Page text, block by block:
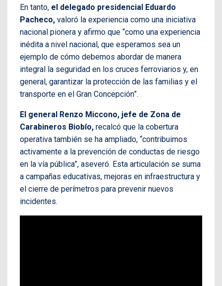
En tanto, el delegado presidencial Eduardo
Pacheco, valoró la experiencia como una iniciativa
nacional pionera y afirmo que “como una experiencia
inédita a nivel nacional, que esperamos sea un
ejemplo de cómo debemos abordar de manera
integral la seguridad en los cruces ferroviarios y, en
general, garantizar la protección de las familias y el
transporte en el Gran Concepción”.
El general Renzo Miccono, jefe de Zona de
Carabineros Biobío, recalcó que la cobertura
operativa también se ha ampliado, “contribuimos
activamente a la prevención de conductas de riesgo
en la vía pública”, aseveró. Esta articulación se suma
a campañas educativas, mejoras en infraestructura y
el cierre de perímetros para prevenir nuevos
incidentes.